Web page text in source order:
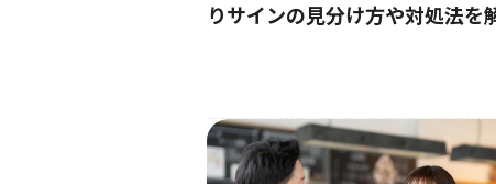
りサインの見分け方や対処法を